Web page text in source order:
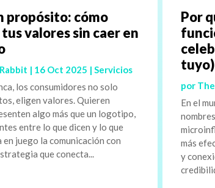
propósito: cómo
valores sin caer en
| 16 Oct 2025 | Servicios
los consumidores no solo
eligen valores. Quieren
algo más que un logotipo,
entre lo que dicen y lo que
en juego la comunicación con
que conecta...
Por
tuyo)
por
En el
más
y